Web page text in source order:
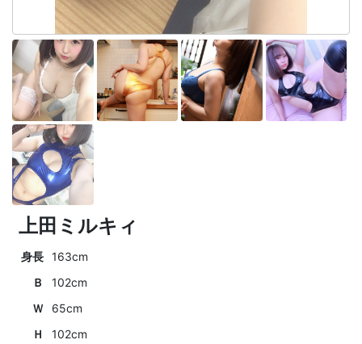
上田ミルキィ
身長 163cm
Ｂ
102cm
Ｗ
65cm
Ｈ
102cm